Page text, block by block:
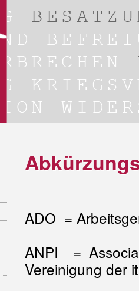
ADO =
ANPI =
Vereinigung der